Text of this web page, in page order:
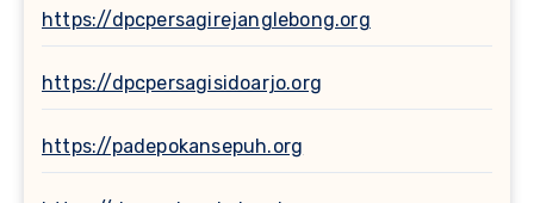
https://dpcpersagirejanglebong.org
https://dpcpersagisidoarjo.org
https://padepokansepuh.org